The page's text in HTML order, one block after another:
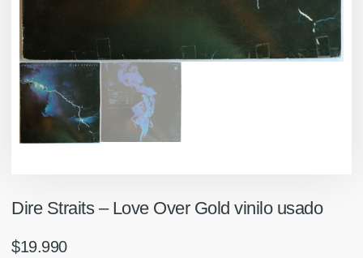
Dire Straits – Love Over Gold vinilo usado
$19.990